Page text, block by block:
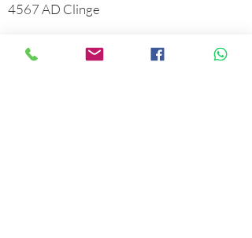
4567 AD Clinge
06 21 41 01 85